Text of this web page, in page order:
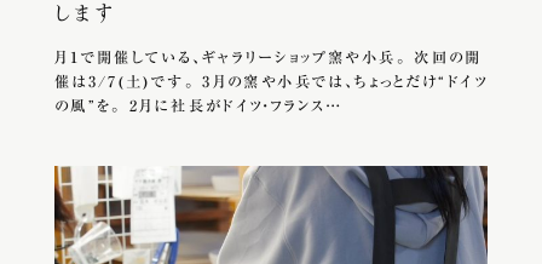
します
月１で開催している、ギャラリーショップ窯や小兵。 次回の開
催は3/7(土)です。 3月の窯や小兵では、ちょっとだけ“ドイツ
の風”を。 2月に社長がドイツ・フランス…